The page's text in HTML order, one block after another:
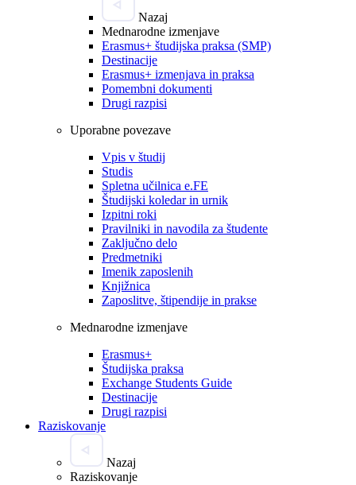
Nazaj
Mednarodne izmenjave
Erasmus+ študijska praksa (SMP)
Destinacije
Erasmus+ izmenjava in praksa
Pomembni dokumenti
Drugi razpisi
Uporabne povezave
Vpis v študij
Studis
Spletna učilnica e.FE
Študijski koledar in urnik
Izpitni roki
Pravilniki in navodila za študente
Zaključno delo
Predmetniki
Imenik zaposlenih
Knjižnica
Zaposlitve, štipendije in prakse
Mednarodne izmenjave
Erasmus+
Študijska praksa
Exchange Students Guide
Destinacije
Drugi razpisi
Raziskovanje
Nazaj
Raziskovanje